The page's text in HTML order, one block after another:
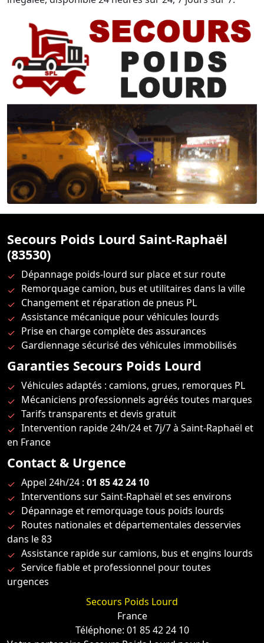
Secours Poids Lourd Saint-Raphaël
(83530)
Dépannage poids-lourd sur place et sur route
Remorquage camion, bus et utilitaires dans la ville
Changement et réparation de pneus PL
Assistance mécanique pour véhicules lourds
Prise en charge complète des assurances
Gardiennage sécurisé des véhicules immobilisés
Garanties Secours Poids Lourd
Véhicules adaptés : camions, grues, remorques PL
Mécaniciens professionnels agréés toutes marques
Tarifs transparents et devis gratuit
Intervention rapide 24h/24 et 7j/7 à Saint-Raphaël et
en France
Contact & Urgence
Appel 24h/24 : 01 85 42 24 10
Interventions sur Saint-Raphaël et ses environs
Dépannage et remorquage tous poids lourds
Routes nationales et départementales desservies
dans le 83
Assistance rapide sur camions, bus et engins lourds
Service fiable et professionnel pour toutes
urgences
Secours Poids Lourd
France
Téléphone: 01 85 42 24 10